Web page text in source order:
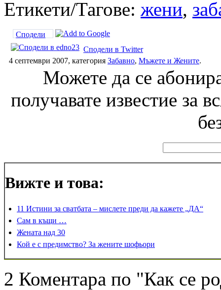
Етикети/Тагове: жени,
Сподели
Сподели в Twitter
4 септември 2007, категория Забавно, Мъжете и Жените.
Можете да се
получавате известие за
Вижте и това:
11 Истини за сватбата – мислете преди да кажете „ДА“
Сам в къщи …
Жената над 30
Кой е с предимство? За жените шофьори
2 Коментара по "Как се